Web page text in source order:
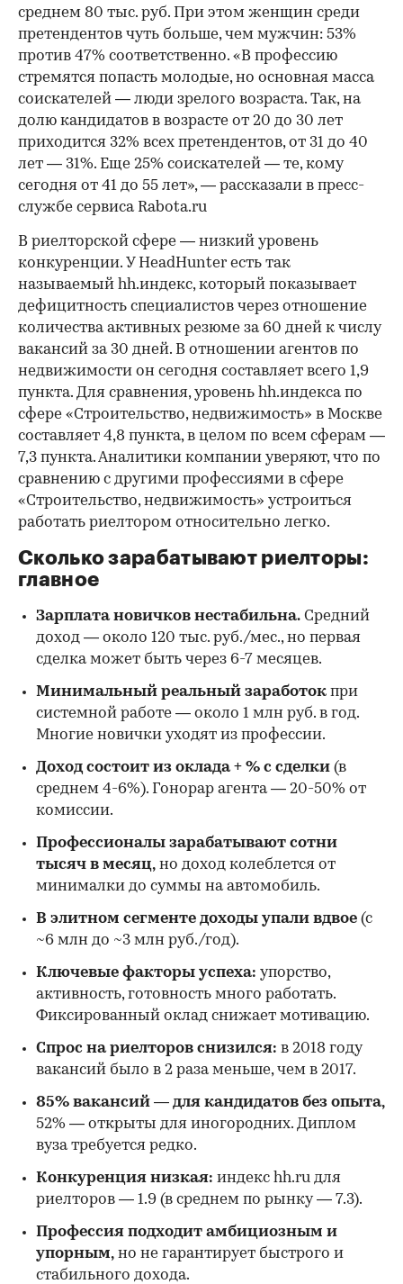
среднем 80 тыс. руб. При этом женщин среди
претендентов чуть больше, чем мужчин: 53%
против 47% соответственно. «В профессию
стремятся попасть молодые, но основная масса
соискателей — люди зрелого возраста. Так, на
долю кандидатов в возрасте от 20 до 30 лет
приходится 32% всех претендентов, от 31 до 40
лет — 31%. Еще 25% соискателей — те, кому
сегодня от 41 до 55 лет», — рассказали в пресс-
службе сервиса Rabota.ru
В риелторской сфере — низкий уровень
конкуренции. У HeadHunter есть так
называемый hh.индекс, который показывает
дефицитность специалистов через отношение
количества активных резюме за 60 дней к числу
вакансий за 30 дней. В отношении агентов по
недвижимости он сегодня составляет всего 1,9
пункта. Для сравнения, уровень hh.индекса по
сфере «Строительство, недвижимость» в Москве
составляет 4,8 пункта, в целом по всем сферам —
7,3 пункта. Аналитики компании уверяют, что по
сравнению с другими профессиями в сфере
«Строительство, недвижимость» устроиться
работать риелтором относительно легко.
Сколько зарабатывают риелторы:
главное
Зарплата новичков нестабильна. Средний
доход — около 120 тыс. руб./мес., но первая
сделка может быть через 6-7 месяцев.
Минимальный реальный заработок при
системной работе — около 1 млн руб. в год.
Многие новички уходят из профессии.
Доход состоит из оклада + % с сделки (в
среднем 4-6%). Гонорар агента — 20-50% от
комиссии.
Профессионалы зарабатывают сотни
тысяч в месяц, но доход колеблется от
минималки до суммы на автомобиль.
В элитном сегменте доходы упали вдвое (с
~6 млн до ~3 млн руб./год).
Ключевые факторы успеха: упорство,
активность, готовность много работать.
Фиксированный оклад снижает мотивацию.
Спрос на риелторов снизился: в 2018 году
вакансий было в 2 раза меньше, чем в 2017.
85% вакансий — для кандидатов без опыта,
52% — открыты для иногородних. Диплом
вуза требуется редко.
Конкуренция низкая: индекс hh.ru для
риелторов — 1.9 (в среднем по рынку — 7.3).
Профессия подходит амбициозным и
упорным, но не гарантирует быстрого и
стабильного дохода.